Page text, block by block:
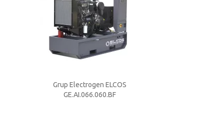
Grup Electrogen ELCOS
GE.AI.066.060.BF